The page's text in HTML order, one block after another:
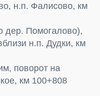
н.п. Фалисово, км
дер. Помогалово),
н.п. Дудки, км
поворот на
км 100+808